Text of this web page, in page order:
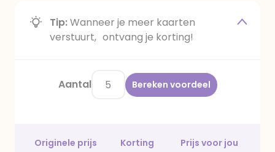
Tip:Wanneer je meer kaarten
verstuurt, ontvang je korting!
Aantal Bereken voordeel
Originele prijs Korting
Prijs voor jou